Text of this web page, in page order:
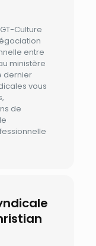
Culture
entre
ministère
dernier
vous
de